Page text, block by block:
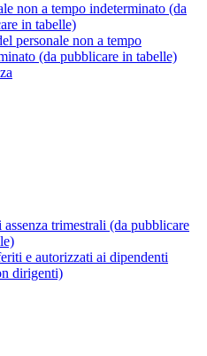
non a tempo indeterminato (da
in tabelle)
personale non a tempo
(da pubblicare in tabelle)
assenza trimestrali (da pubblicare
e autorizzati ai dipendenti
dirigenti)